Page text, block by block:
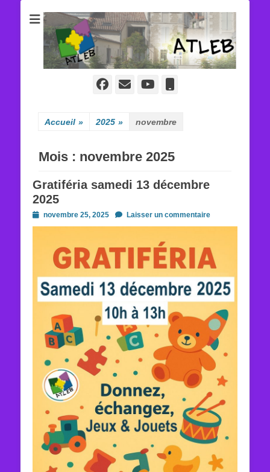
ATLEB
Facebook
E-
YouTube
Accueil » 2025 » novembre
Mois : novembre 2025
Gratiféria samedi 13 décembre
2025
Posted
on
novembre 25, 2025 Laisser un commentaire